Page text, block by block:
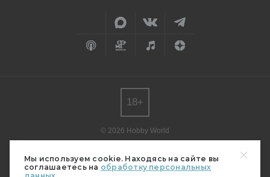
Мы используем cookie. Находясь на сайте вы
соглашаетесь на обработку персональных
© 2026 Hobby World
редакции.
Мнение авторов может не совпадать с мнением редакции.
18+